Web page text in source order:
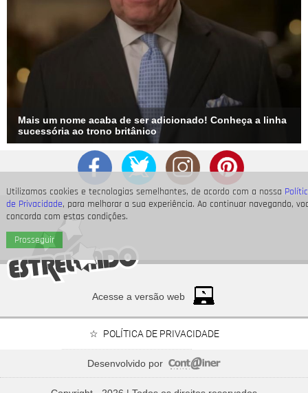
Utilizamos cookies e tecnologias semelhantes, de acordo com a nossa
de Privacidade, para melhorar a sua experiência. Ao continuar navegando,
concorda com estas condições.
Prosseguir
Mais um nome acaba de ser adicionado! Conheça a linha
sucessória ao trono britânico
Acesse a versão web
POLÍTICA DE PRIVACIDADE
Desenvolvido por